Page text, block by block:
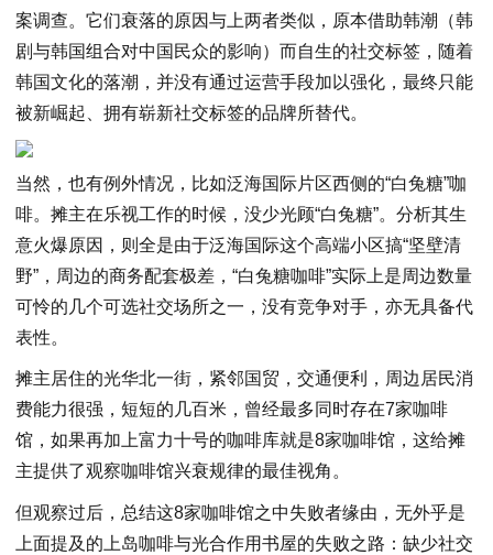
案调查。它们衰落的原因与上两者类似，原本借助韩潮（韩
剧与韩国组合对中国民众的影响）而自生的社交标签，随着
韩国文化的落潮，并没有通过运营手段加以强化，最终只能
被新崛起、拥有崭新社交标签的品牌所替代。
当然，也有例外情况，比如泛海国际片区西侧的“白兔糖”咖
啡。摊主在乐视工作的时候，没少光顾“白兔糖”。分析其生
意火爆原因，则全是由于泛海国际这个高端小区搞“坚壁清
野”，周边的商务配套极差，“白兔糖咖啡”实际上是周边数量
可怜的几个可选社交场所之一，没有竞争对手，亦无具备代
表性。
摊主居住的光华北一街，紧邻国贸，交通便利，周边居民消
费能力很强，短短的几百米，曾经最多同时存在7家咖啡
馆，如果再加上富力十号的咖啡库就是8家咖啡馆，这给摊
主提供了观察咖啡馆兴衰规律的最佳视角。
但观察过后，总结这8家咖啡馆之中失败者缘由，无外乎是
上面提及的上岛咖啡与光合作用书屋的失败之路：缺少社交